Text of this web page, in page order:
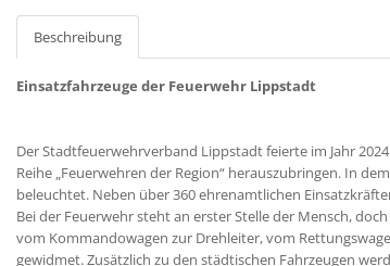
Beschreibung
Einsatzfahrzeuge der Feuerwehr Lippstadt
Der Stadtfeuerwehrverband Lippstadt feierte im Jahr
Reihe „Feuerwehren der Region“ herauszubringen. In
beleuchtet. Neben über 360 ehrenamtlichen
Bei der Feuerwehr steht an erster Stelle der Mensch,
vom Kommandowagen zur Drehleiter, vom
gewidmet. Zusätzlich zu den städtischen Fahrzeugen